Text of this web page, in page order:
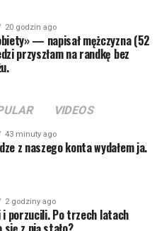
20 godzin ago
— napisał mężczyzna (52
przyszłam na randkę bez
VIDEOS
43 minuty ago
z naszego konta wydałem ja.
2 godziny ago
porzucili. Po trzech latach